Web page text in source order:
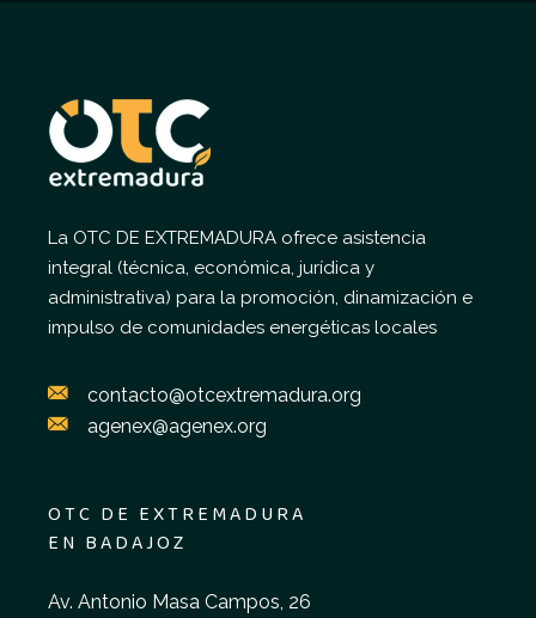
La OTC DE EXTREMADURA ofrece asistencia
integral (técnica, económica, jurídica y
administrativa) para la promoción, dinamización e
impulso de comunidades energéticas locales
contacto@otcextremadura.org
agenex@agenex.org
OTC DE EXTREMADURA
EN BADAJOZ
Av. Antonio Masa Campos, 26